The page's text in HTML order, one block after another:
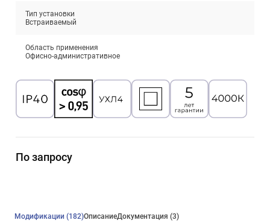
Аудит
светотехнические решения
Тип установки
Встраиваемый
Область применения
Офисно-административное
По запросу
Модификации (182)ОписаниеДокументация (3)